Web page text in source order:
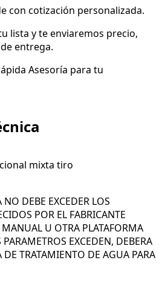
con cotización personalizada.
lista y te enviaremos precio,
entrega.
Asesoría para tu
mixta tiro
DEBE EXCEDER LOS
POR EL FABRICANTE
U OTRA PLATAFORMA
EXCEDEN, DEBERA
TRATAMIENTO DE AGUA PARA